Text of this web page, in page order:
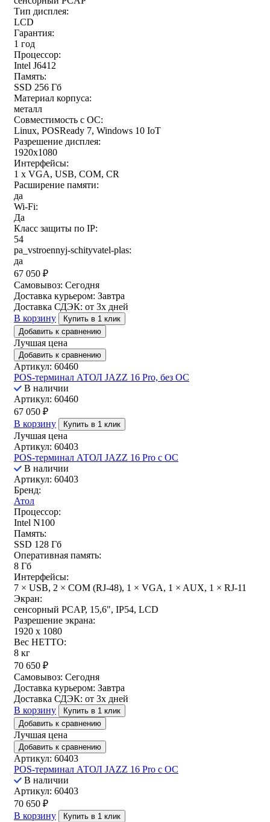
Тип дисплея:
LCD
Гарантия:
1 год
Процессор:
Intel J6412
Память:
SSD 256 Гб
Материал корпуса:
металл
Совместимость с ОС:
Linux, POSReady 7, Windows 10 IoT
Разрешение дисплея:
1920x1080
Интерфейсы:
1 x VGA, USB, COM, CR
Расширение памяти:
да
Wi-Fi:
Да
Класс защиты по IP:
54
pa_vstroennyj-schityvatel-plas:
да
67 050 ₽
Самовывоз: Сегодня
Доставка курьером: Завтра
Доставка СДЭК: от 3х дней
В корзину
Купить в 1 клик
Добавить к сравнению
Лучшая цена
Добавить к сравнению
Артикул: 60460
POS-терминал АТОЛ JAZZ 16 Pro, без ОС
В наличии
Артикул: 60460
67 050 ₽
В корзину
Купить в 1 клик
Лучшая цена
Артикул: 60403
POS-терминал АТОЛ JAZZ 16 Pro с ОС
В наличии
Артикул: 60403
Бренд:
Атол
Процессор:
Intel N100
Память:
SSD 128 Гб
Оперативная память:
8 Гб
Интерфейсы:
7 × USB, 2 × COM (RJ-48), 1 × VGA, 1 × AUX, 1 × RJ-11
Экран:
сенсорный PCAP, 15,6", IP54, LCD
Разрешение экрана:
1920 x 1080
Вес НЕТТО:
8 кг
70 650 ₽
Самовывоз: Сегодня
Доставка курьером: Завтра
Доставка СДЭК: от 3х дней
В корзину
Купить в 1 клик
Добавить к сравнению
Лучшая цена
Добавить к сравнению
Артикул: 60403
POS-терминал АТОЛ JAZZ 16 Pro с ОС
В наличии
Артикул: 60403
70 650 ₽
В корзину
Купить в 1 клик